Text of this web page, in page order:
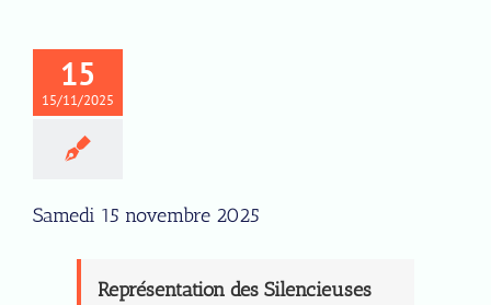
15
15/11/2025
Samedi 15 novembre 2025
Représentation des Silencieuses